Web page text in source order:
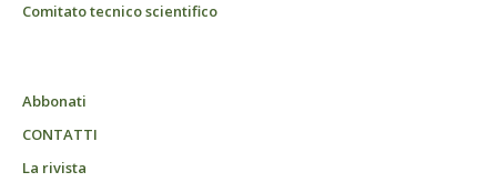
Comitato tecnico scientifico
Abbonati
CONTATTI
La rivista